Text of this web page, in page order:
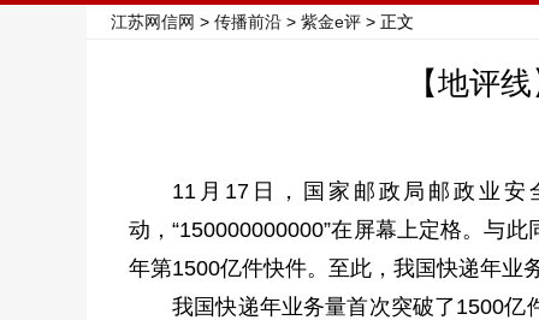
江苏网信网 > 传播前沿 > 紫金e评 > 正文
【地评
11月17日，国家邮政局邮政业
动，“150000000000”在屏幕上定格。与
年第1500亿件快件。至此，我国快递年业
我国快递年业务量首次突破了1500亿